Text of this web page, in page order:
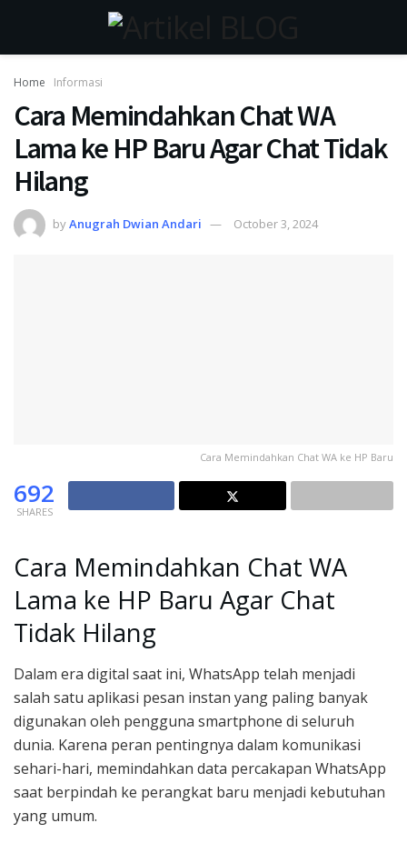
Home Informasi
Cara Memindahkan Chat WA
Lama ke HP Baru Agar Chat Tidak
Hilang
byAnugrah Dwian Andari October 3, 2024
Cara Memindahkan Chat WA ke HP Baru
692
SHARES
Cara Memindahkan Chat WA
Lama ke HP Baru Agar Chat
Tidak Hilang
Dalam era digital saat ini, WhatsApp telah menjadi
salah satu aplikasi pesan instan yang paling banyak
digunakan oleh pengguna smartphone di seluruh
dunia. Karena peran pentingnya dalam komunikasi
sehari-hari, memindahkan data percakapan WhatsApp
saat berpindah ke perangkat baru menjadi kebutuhan
yang umum.